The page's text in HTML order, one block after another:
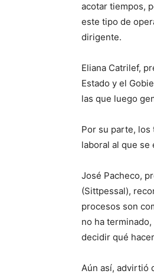
acotar tiempos,
este tipo de
dirigente.
Eliana Catrilef,
Estado y el
las que luego
Por su parte, los
laboral al que
José Pacheco,
(Sittpessal),
procesos son
no ha
decidir qué
Aún así, advirtió